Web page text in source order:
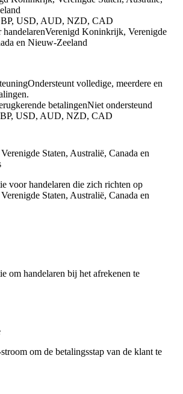
USD, AUD, NZD, CAD
Verenigd Koninkrijk, Verenigde
en Nieuw-Zeeland
Ondersteunt volledige, meerdere en
betalingenNiet ondersteund
USD, AUD, NZD, CAD
Staten, Australië, Canada en
voor handelaren die zich richten op
Staten, Australië, Canada en
om handelaren bij het afrekenen te
om de betalingsstap van de klant te